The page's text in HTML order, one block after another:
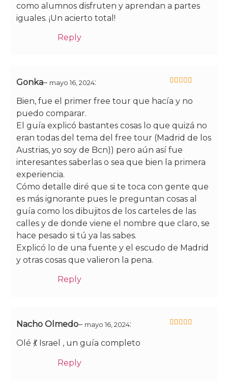
como alumnos disfruten y aprendan a partes
iguales. ¡Un acierto total!
Reply
Gonka– mayo 16, 2024:
Bien, fue el primer free tour que hacía y no
puedo comparar.
El guía explicó bastantes cosas lo que quizá no
eran todas del tema del free tour (Madrid de los
Austrias, yo soy de Bcn)) pero aún así fue
interesantes saberlas o sea que bien la primera
experiencia.
Cómo detalle diré que si te toca con gente que
es más ignorante pues le preguntan cosas al
guía como los dibujitos de los carteles de las
calles y de donde viene el nombre que claro, se
hace pesado si tú ya las sabes.
Explicó lo de una fuente y el escudo de Madrid
y otras cosas que valieron la pena.
Reply
Nacho Olmedo– mayo 16, 2024:
Olé 💃 Israel , un guía completo
Reply